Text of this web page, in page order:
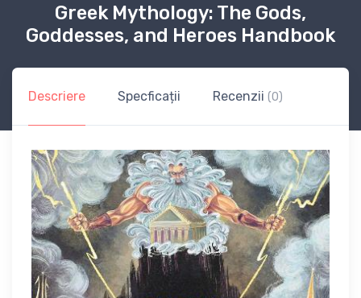
Greek Mythology: The Gods,
Goddesses, and Heroes Handbook
Descriere Specficații Recenzii (0)